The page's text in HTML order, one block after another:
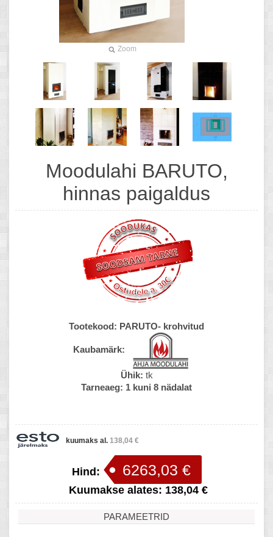
Zoom
Moodulahi BARUTO,
hinnas paigaldus
Tootekood: PARUTO- krohvitud
Kaubamärk:
Ühik: tk
Tarneaeg: 1 kuni 8 nädalat
kuumaks al. 138,04 €
Hind: 6263,03 €
Kuumakse alates: 138,04 €
PARAMEETRID